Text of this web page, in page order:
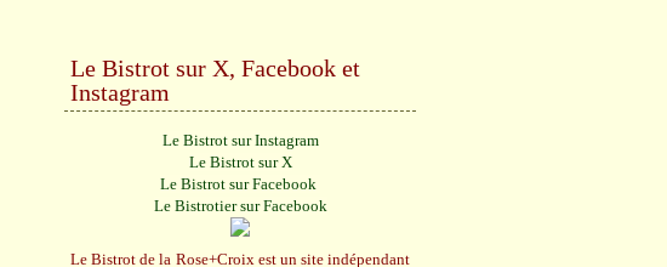
Le Bistrot sur X, Facebook et
Instagram
Le Bistrot sur Instagram
Le Bistrot sur X
Le Bistrot sur Facebook
Le Bistrotier sur Facebook
Le Bistrot de la Rose+Croix est un site indépendant